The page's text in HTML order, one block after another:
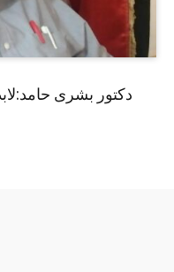
دكتور بشرى